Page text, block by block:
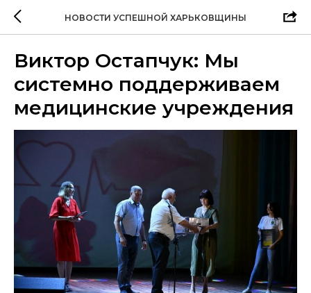
НОВОСТИ УСПЕШНОЙ ХАРЬКОВЩИНЫ
Виктор Остапчук: Мы
системно поддерживаем
медицинские учреждения